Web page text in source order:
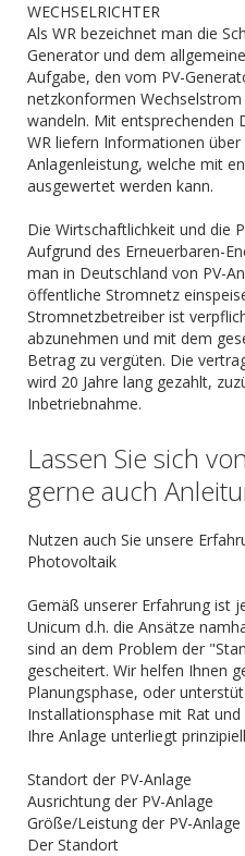
WECHSELRICHTER
Als WR bezeichnet man die
Generator und dem
Aufgabe, den vom PV-
netzkonformen Wechselstrom
wandeln. Mit entsprechenden
WR liefern Informationen
Anlagenleistung, welche mit
ausgewertet werden kann.
Die Wirtschaftlichkeit und die
Aufgrund des Erneuerbaren-
man in Deutschland von PV-
öffentliche Stromnetz
Stromnetzbetreiber ist
abzunehmen und mit dem
Betrag zu vergüten. Die
wird 20 Jahre lang gezahlt,
Inbetriebnahme.
Lassen Sie sich
gerne auch
Nutzen auch Sie unsere
Photovoltaik
Gemäß unserer Erfahrung ist
Unicum d.h. die Ansätze
sind an dem Problem der
gescheitert. Wir helfen Ihnen
Planungsphase, oder
Installationsphase mit Rat und
Ihre Anlage unterliegt
Standort der PV-Anlage
Ausrichtung der PV-Anlage
Größe/Leistung der PV-Anlage
Der Standort